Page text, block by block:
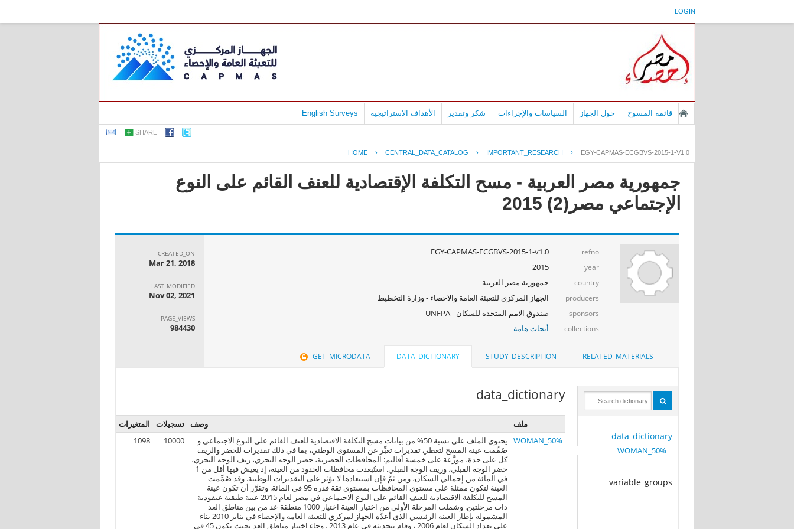
LOGIN
قائمة المسوح حول الجهاز السياسات والإجراءات شكر وتقدير الأهداف الاستراتيجية English Surveys
SHARE
HOME › CENTRAL_DATA_CATALOG › IMPORTANT_RESEARCH › EGY-CAPMAS-ECGBVS-2015-1-V1.0
جمهورية مصر العربية - مسح التكلفة الإقتصادية للعنف القائم على النوع
الإجتماعي مصر(2) 2015
refno
EGY-CAPMAS-ECGBVS-2015-1-v1.0
year
2015
country جمهورية مصر العربية
producers الجهاز المركزي للتعبئة العامة والاحصاء - وزارة التخطيط
sponsors صندوق الامم المتحدة للسكان - UNFPA -
collections أبحاث هامة
CREATED_ON
Mar 21, 2018
LAST_MODIFIED
Nov 02, 2021
PAGE_VIEWS
984430
RELATED_MATERIALS
STUDY_DESCRIPTION
DATA_DICTIONARY
GET_MICRODATA
data_dictionary
50%_WOMAN
variable_groups
data_dictionary
ملف وصف تسجيلات
المتغيرات
50%_WOMAN
يحتوي الملف علي نسبة 50% من بيانات مسح التكلفة الاقتصادية للعنف القائم علي النوع الاجتماعي و
صُمِّمت عينة المسح لتعطي تقديرات تعبِّر عن المستوى الوطني، بما في ذلك تقديرات للحضر والريف
كل على حدة، موزَّعة على خمسة أقاليم: المحافظات الحضرية، حضر الوجه البحري، ريف الوجه البحري،
حضر الوجه القبلي، وريف الوجه القبلي. استُبعدت محافظات الحدود من العينة، إذ يعيش فيها أقل من 1
في المائة من إجمالي السكان، ومن ثمَّ فإن استبعادها لا يؤثر على التقديرات الوطنية. وقد صُمِّمت
العينة لتكون ممثلة على مستوى المحافظات بمستوى ثقة قدره 95 في المائة. وتقرَّر أن تكون عينة
المسح للتكلفة الاقتصادية للعنف القائم على النوع الاجتماعي في مصر لعام 2015 عينة طبقية عنقودية
ذات مرحلتين. وشملت المرحلة الأولى من اختيار العينة اختيار 1000 منطقة عد من بين مناطق العد
المشمولة بإطار العينة الرئيسي الذي أعدَّه الجهاز لمركزي للتعبئة العامة والإحصاء في يناير 2010 بناء
على تعداد السكان لعام 2006 ، وقام بتحديثه في عام 2013 . وجاء اختيار مناطق العد بحيث يكون 45 في
10000
1098